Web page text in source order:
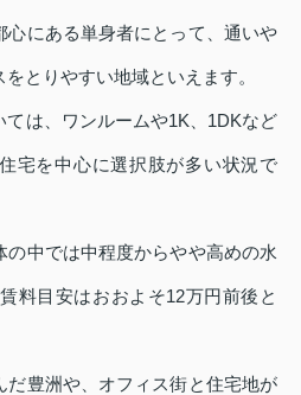
心にある単身者にとって、通いや
とりやすい地域といえます。
は、ワンルームや1K、1DKなど
宅を中心に選択肢が多い状況で
中では中程度からやや高めの水
料目安はおおよそ12万円前後と
だ豊洲や、オフィス街と住宅地が